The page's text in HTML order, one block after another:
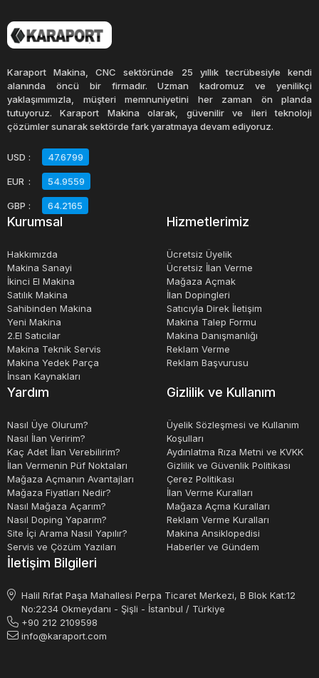
Kollu makaslar, çeşitli boyutlarda ve tiplerde bulunabilir. El
ve portatif bir seçenektir. Yüksek kapasiteli endüstriyel
kollu makaslar ise daha büyük malzemeleri kesmek için
tasarlanmıştır ve genellikle sabit bir konumda kullanılır.
Kollu makaslar, güvenlik konusunda da son derece
önemlidir. Güvenlik kalkanları, acil durdurma düğmeleri ve
diğer güvenlik özellikleri, operatörlerin güvenli bir şekilde
çalışmasını sağlar. İşletmeler, operatörlerin güvenliği için
yapmalıdır.
Karaport Makina, CNC sektöründe 25 yıllık tecrübesiyle kendi
alanında öncü bir firmadır. Uzman kadromuz ve yenilikçi
yaklaşımımızla, müşteri memnuniyetini her zaman ön planda
tutuyoruz. Karaport Makina olarak, güvenilir ve ileri teknoloji
çözümler sunarak sektörde fark yaratmaya devam ediyoruz.
USD : 47.6799
EUR : 54.9559
GBP : 64.2165
Kurumsal
Hakkımızda
Makina Sanayi
İkinci El Makina
Satılık Makina
Sahibinden Makina
Yeni Makina
2.El Satıcılar
Makina Teknik Servis
Makina Yedek Parça
İnsan Kaynakları
Hizmetlerimiz
Ücretsiz Üyelik
Ücretsiz İlan Verme
Mağaza Açmak
İlan Dopingleri
Satıcıyla Direk İletişim
Makina Talep Formu
Makina Danışmanlığı
Reklam Verme
Reklam Başvurusu
Yardım
Nasıl Üye Olurum?
Nasıl İlan Veririm?
Kaç Adet İlan Verebilirim?
İlan Vermenin Püf Noktaları
Mağaza Açmanın Avantajları
Mağaza Fiyatları Nedir?
Nasıl Mağaza Açarım?
Nasıl Doping Yaparım?
Site İçi Arama Nasıl Yapılır?
Servis ve Çözüm Yazıları
Gizlilik ve Kullanım
Üyelik Sözleşmesi ve Kullanım
Koşulları
Aydınlatma Rıza Metni ve KVKK
Gizlilik ve Güvenlik Politikası
Çerez Politikası
İlan Verme Kuralları
Mağaza Açma Kuralları
Reklam Verme Kuralları
Makina Ansiklopedisi
Haberler ve Gündem
İletişim Bilgileri
Halil Rıfat Paşa Mahallesi Perpa Ticaret Merkezi, B Blok Kat:12
No:2234 Okmeydanı - Şişli - İstanbul / Türkiye
+90 212 2109598
info@karaport.com